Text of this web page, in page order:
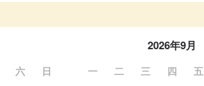
六
日
2026年9月
一 二 三 四 五